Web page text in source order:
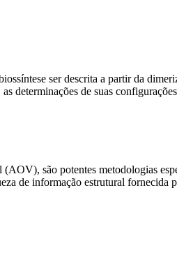
ser descrita a partir da
determinações de suas
são potentes metodologias
de informação estrutural